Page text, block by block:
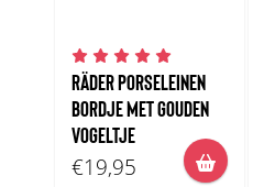
RÄDER PORSELEINEN
BORDJE MET GOUDEN
VOGELTJE
€19,95